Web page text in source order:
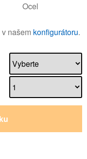
Ocel
našem konfigurátoru.